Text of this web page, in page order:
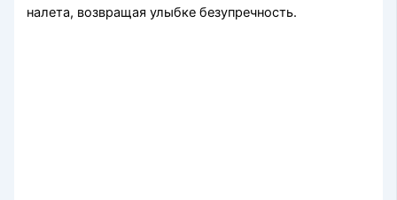
налета, возвращая улыбке безупречность.